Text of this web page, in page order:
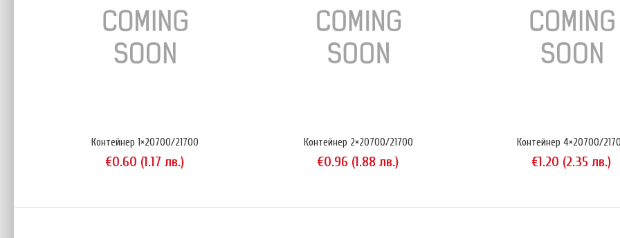
обездвижват
снимките
Контейнер 1×20700/21700
€0.60 (1.17 лв.)
Контейнер 2×20700/21700
€0.96 (1.88 лв.)
Контейнер 4×20700/
€1.20 (2.35 лв.)